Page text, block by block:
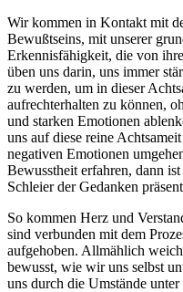
Wir kommen in Kontakt mit
Bewußtseins, mit unserer
Erkennisfähigkeit, die von
üben uns darin, uns immer
zu werden, um in dieser
aufrechterhalten zu können,
und starken Emotionen
uns auf diese reine
negativen Emotionen
Bewusstheit erfahren, dann
Schleier der Gedanken
So kommen Herz und
sind verbunden mit dem
aufgehoben. Allmählich
bewusst, wie wir uns selbst
uns durch die Umstände unter